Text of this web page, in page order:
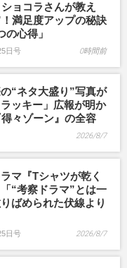
ョコラさんが教え
満足度アップの秘訣
の心得」
日号 0時間前
“ネタ大盛り”写真が
ッキー」広報が明か
々ゾーン』の全容
2026/8/7
マ『Tシャツが乾く
“考察ドラマ”とは一
ばめられた伏線より
日号 2026/8/7